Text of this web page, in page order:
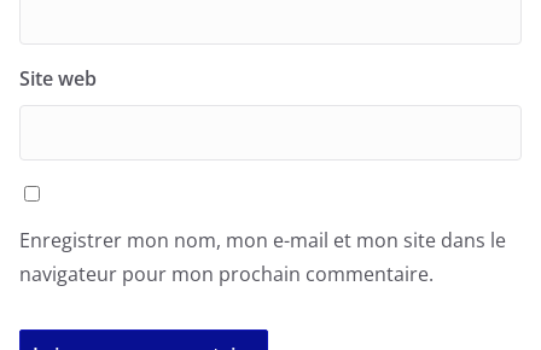
Site web
Enregistrer mon nom, mon e-mail et mon site dans le
navigateur pour mon prochain commentaire.